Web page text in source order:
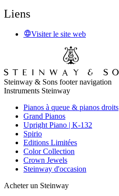
Liens
Visiter le site web
Steinway & Sons footer navigation
Instruments Steinway
Pianos à queue & pianos droits
Grand Pianos
Upright Piano | K-132
Spirio
Editions Limitées
Color Collection
Crown Jewels
Steinway d'occasion
Acheter un Steinway